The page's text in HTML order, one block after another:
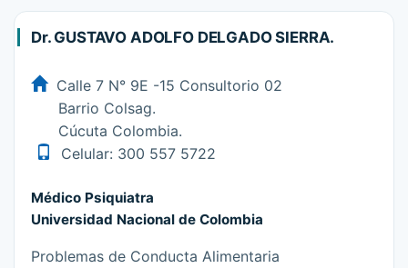
Dr. GUSTAVO ADOLFO DELGADO SIERRA.
Calle 7 N° 9E -15 Consultorio 02
Barrio Colsag.
Cúcuta Colombia.
Celular: 300 557 5722
Médico Psiquiatra
Universidad Nacional de Colombia
Problemas de Conducta Alimentaria